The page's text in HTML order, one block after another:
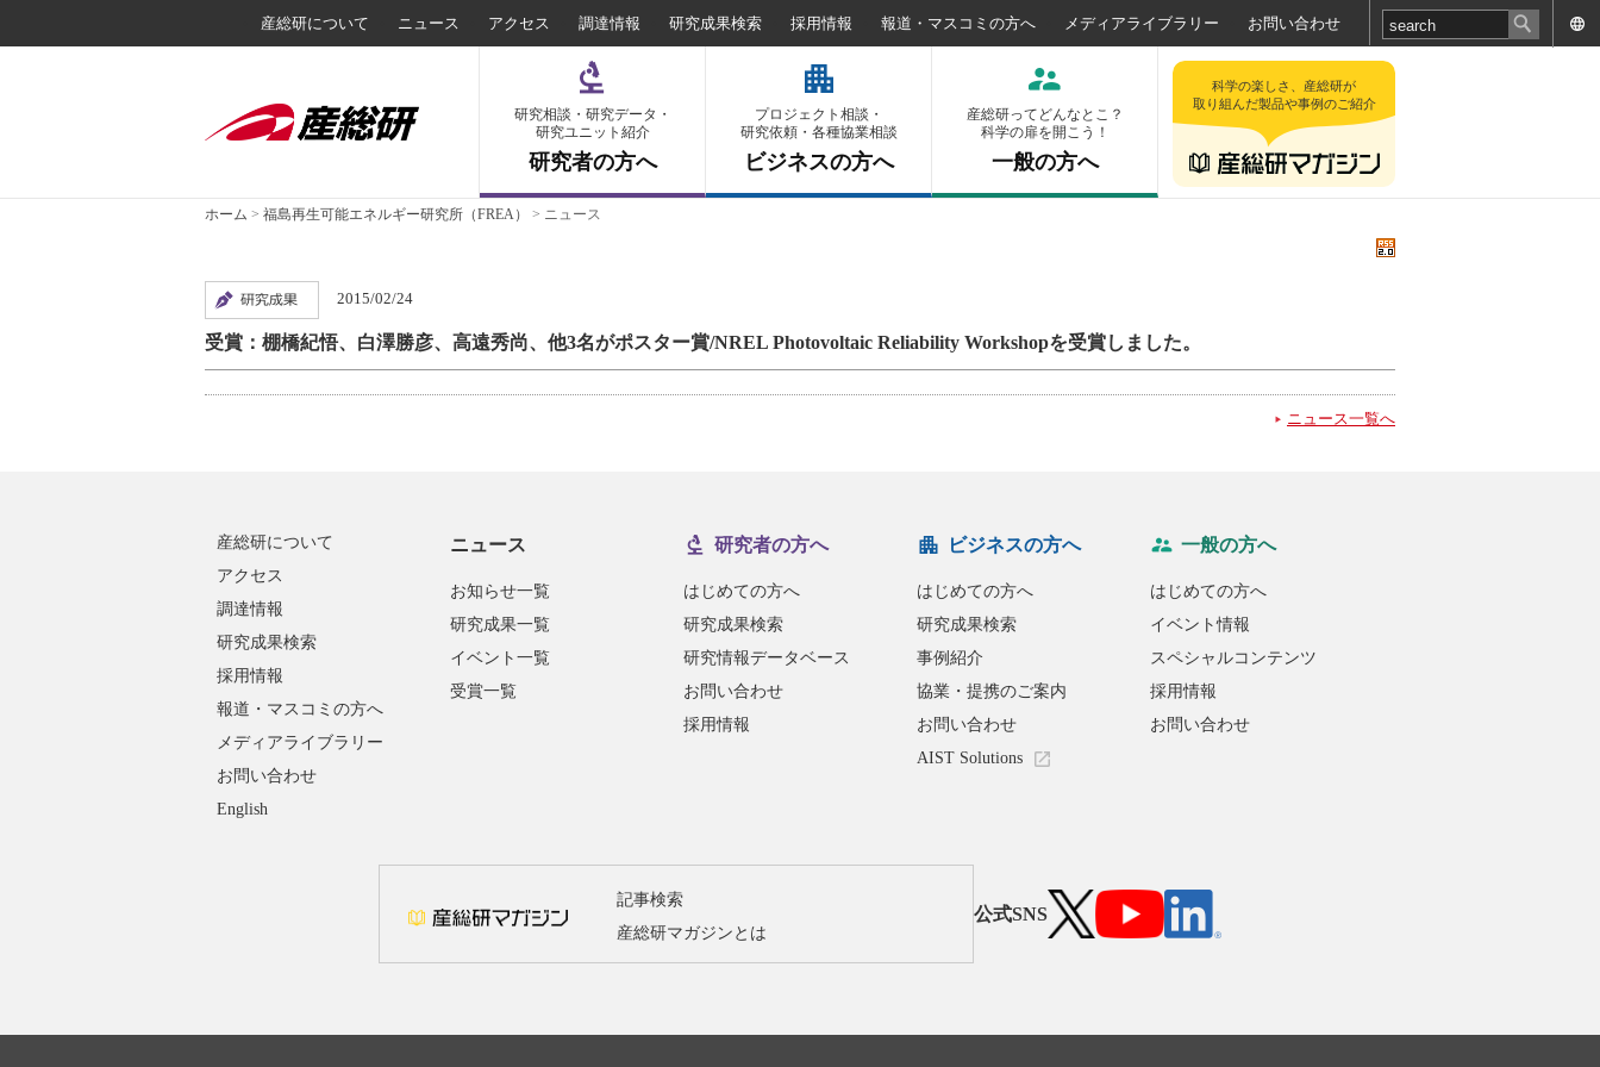
産総研について ニュース アクセス 調達情報 研究成果検索 採用情報 報道・マスコミの方へ メディアライブラリー お問い合わせ
研究相談・研究データ・
研究ユニット紹介
研究者の方へ
プロジェクト相談・
研究依頼・各種協業相談
ビジネスの方へ
産総研ってどんなとこ？
科学の扉を開こう！
一般の方へ
科学の楽しさ、産総研が
取り組んだ製品や事例のご紹介
ホーム > 福島再生可能エネルギー研究所（FREA） > ニュース
2015/02/24
受賞：棚橋紀悟、白澤勝彦、高遠秀尚、他3名がポスター賞/NREL Photovoltaic Reliability Workshopを受賞しました。
ニュース一覧へ
産総研について
アクセス
調達情報
研究成果検索
採用情報
報道・マスコミの方へ
メディアライブラリー
お問い合わせ
English
ニュース
お知らせ一覧
研究成果一覧
イベント一覧
受賞一覧
研究者の方へ
はじめての方へ
研究成果検索
研究情報データベース
お問い合わせ
採用情報
ビジネスの方へ
はじめての方へ
研究成果検索
事例紹介
協業・提携のご案内
お問い合わせ
AIST Solutions
一般の方へ
はじめての方へ
イベント情報
スペシャルコンテンツ
採用情報
お問い合わせ
記事検索
産総研マガジンとは
公式SNS